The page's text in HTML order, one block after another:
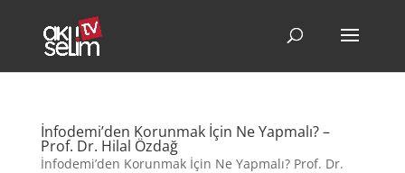
İnfodemi’den Korunmak İçin Ne Yapmalı? –
Prof. Dr. Hilal Özdağ
İnfodemi’den Korunmak İçin Ne Yapmalı? Prof. Dr.